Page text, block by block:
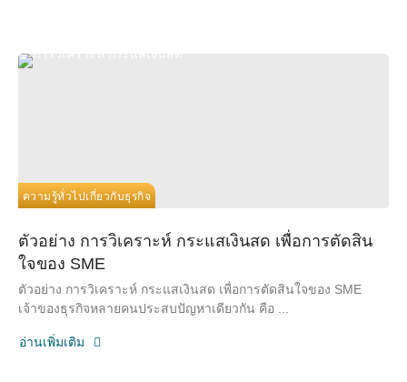
ความรู้ทั่วไปเกี่ยวกับธุรกิจ
ตัวอย่าง การวิเคราะห์ กระแสเงินสด เพื่อการตัดสิน
ใจของ SME
ตัวอย่าง การวิเคราะห์ กระแสเงินสด เพื่อการตัดสินใจของ SME
เจ้าของธุรกิจหลายคนประสบปัญหาเดียวกัน คือ ...
อ่านเพิ่มเติม